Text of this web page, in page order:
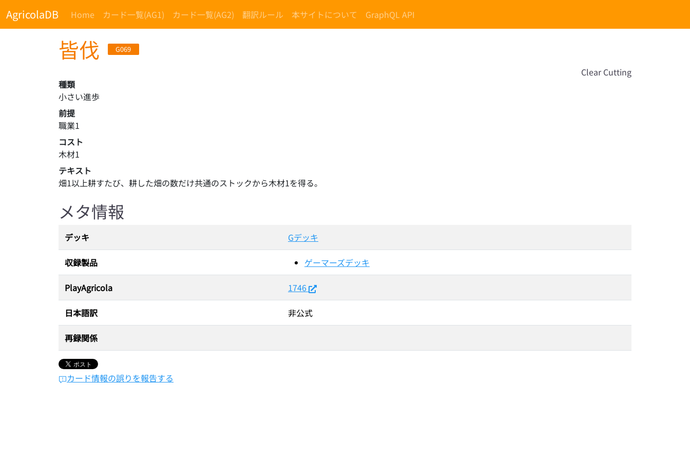
AgricolaDB Home カード一覧(AG1) カード一覧(AG2) 翻訳ルール 本サイトについて GraphQL API
皆伐 G069
Clear Cutting
種類
小さい進歩
前提
職業1
コスト
木材1
テキスト
畑1以上耕すたび、耕した畑の数だけ共通のストックから木材1を得る。
メタ情報
デッキ Gデッキ
収録製品 ゲーマーズデッキ
PlayAgricola 1746
日本語訳 非公式
再録関係
カード情報の誤りを報告する